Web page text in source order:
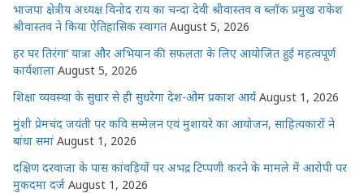
भाजपा क्षेत्रीय अध्यक्ष विनोद राय का चन्दा देवी श्रीवास्तव व ब्लॉक प्रमुख राकेश
श्रीवास्तव ने किया ऐतिहासिक स्वागत August 5, 2026
हर घर तिरंगा’ यात्रा और अभियान की सफलता के लिए आयोजित हुई महत्वपूर्ण
कार्यशाला August 5, 2026
शिक्षा व्यवस्था के सुधार से ही सुधरेगा देश-ओम प्रकाश आर्य August 1, 2026
मुंशी प्रेमचंद जयंती पर कवि सम्मेलन एवं मुशायरे का आयोजन, साहित्यकारों ने
बांधा समां August 1, 2026
दक्षिण दरवाजा के पास कांवड़ियों पर अभद्र टिप्पणी करने के मामले में आरोपी पर
मुकदमा दर्ज August 1, 2026